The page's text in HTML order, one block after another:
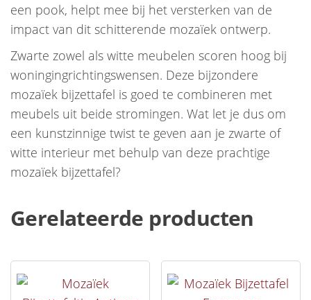
een pook, helpt mee bij het versterken van de
impact van dit schitterende mozaïek ontwerp.
Zwarte zowel als witte meubelen scoren hoog bij
woningingrichtingswensen. Deze bijzondere
mozaïek bijzettafel is goed te combineren met
meubels uit beide stromingen. Wat let je dus om
een kunstzinnige twist te geven aan je zwarte of
witte interieur met behulp van deze prachtige
mozaïek bijzettafel?
Gerelateerde producten